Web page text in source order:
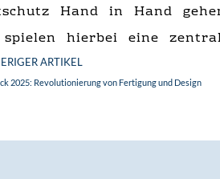
Hand in Hand
hierbei eine
ARTIKEL
2025: Revolutionierung von Fertigung und Design